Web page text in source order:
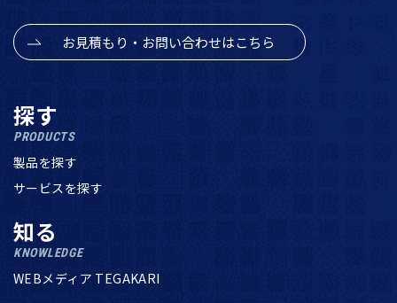
お見積もり・お問い合わせはこちら
探す
PRODUCTS
製品を探す
サービスを探す
知る
KNOWLEDGE
WEBメディア TEGAKARI